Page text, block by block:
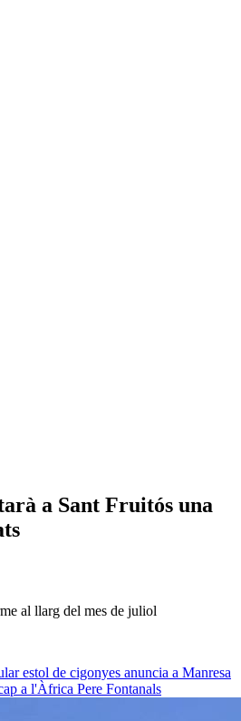
a Sant Fruitós una
al llarg del mes de juliol
estol de cigonyes anuncia a Manresa
a l'Àfrica Pere Fontanals